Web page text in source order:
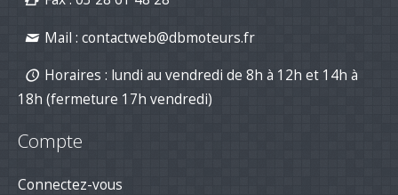
Mail : contactweb@dbmoteurs.fr
Horaires : lundi au vendredi de 8h à 12h et 14h à
18h (fermeture 17h vendredi)
Compte
Connectez-vous